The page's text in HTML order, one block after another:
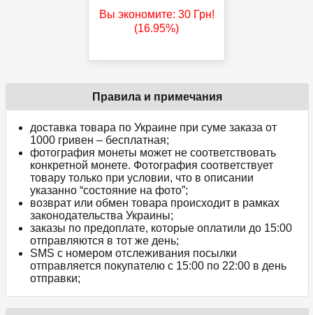
Вы экономите: 30Грн!
(16.95%)
Правила и примечания
доставка товара по Украине при суме заказа от
1000 гривен – бесплатная;
фотография монеты может не соответствовать
конкретной монете. Фотография соответствует
товару только при условии, что в описании
указанно “состояние на фото”;
возврат или обмен товара происходит в рамках
законодательства Украины;
заказы по предоплате, которые оплатили до 15:00
отправляются в тот же день;
SMS с номером отслеживания посылки
отправляется покупателю с 15:00 по 22:00 в день
отправки;